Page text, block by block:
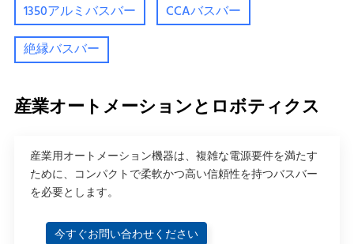
1350アルミバスバー
CCAバスバー
絶縁バスバー
産業オートメーションとロボティクス
産業用オートメーション機器は、複雑な電源要件を満たす
ために、コンパクトで柔軟かつ高い信頼性を持つバスバー
を必要とします。
今すぐお問い合わせください